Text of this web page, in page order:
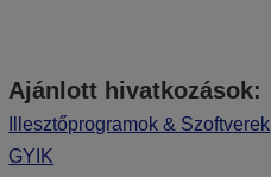
Ajánlott hivatkozások:
Illesztőprogramok & Szoftverek
GYIK